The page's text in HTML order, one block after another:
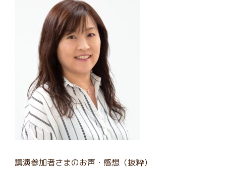
講演参加者さまのお声・感想（抜粋）